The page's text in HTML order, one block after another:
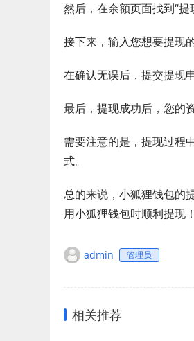
然后，在余额页面找到“提
接下来，输入您想要提现
在确认无误后，提交提现
最后，提现成功后，您的
需要注意的是，提现过程
式。
总的来说，小狐狸钱包的
用小狐狸钱包时顺利提现！
admin 管理员
相关推荐